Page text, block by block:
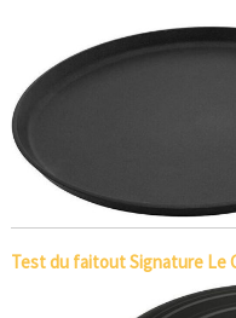
Test du faitout Signature Le